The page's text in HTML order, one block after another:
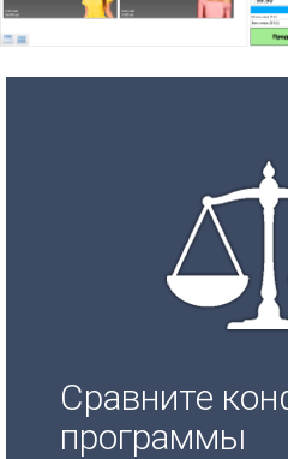
Сравните
программы